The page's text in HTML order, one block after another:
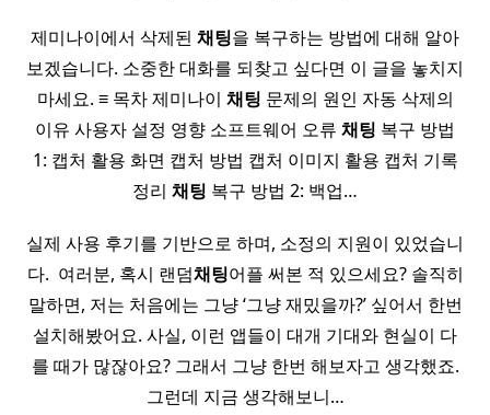
제미나이에서 삭제된 채팅을 복구하는 방법에 대해 알아
보겠습니다. 소중한 대화를 되찾고 싶다면 이 글을 놓치지
마세요. ≡ 목차 제미나이 채팅 문제의 원인 자동 삭제의
이유 사용자 설정 영향 소프트웨어 오류 채팅 복구 방법
1: 캡처 활용 화면 캡처 방법 캡처 이미지 활용 캡처 기록
정리 채팅 복구 방법 2: 백업…
실제 사용 후기를 기반으로 하며, 소정의 지원이 있었습니
다. ​ 여러분, 혹시 랜덤채팅어플 써본 적 있으세요? 솔직히
말하면, 저는 처음에는 그냥 ‘그냥 재밌을까?’ 싶어서 한번
설치해봤어요. 사실, 이런 앱들이 대개 기대와 현실이 다
를 때가 많잖아요? 그래서 그냥 한번 해보자고 생각했죠.
그런데 지금 생각해보니…